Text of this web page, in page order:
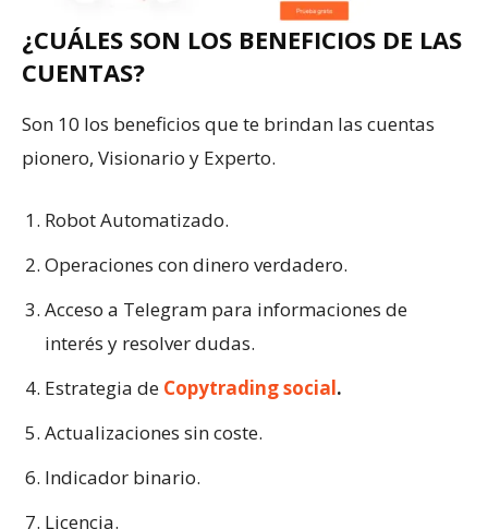
¿CUÁLES SON LOS BENEFICIOS DE LAS
CUENTAS?
Son 10 los beneficios que te brindan las cuentas
pionero, Visionario y Experto.
Robot Automatizado.
Operaciones con dinero verdadero.
Acceso a Telegram para informaciones de
interés y resolver dudas.
Estrategia de Copytrading social.
Actualizaciones sin coste.
Indicador binario.
Licencia.